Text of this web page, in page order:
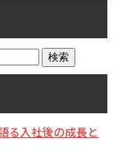
る入社後の成長と